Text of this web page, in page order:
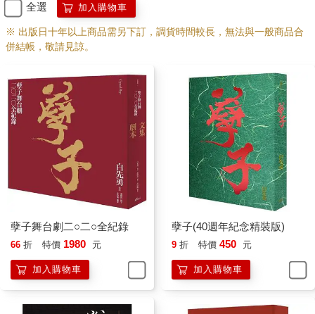
全選 加入購物車
※ 出版日十年以上商品需另下訂，調貨時間較長，無法與一般商品合
併結帳，敬請見諒。
孽子舞台劇二○二○全紀錄
66 折 特價 1980 元
加入購物車
孽子(40週年紀念精裝版)
9 折 特價 450 元
加入購物車